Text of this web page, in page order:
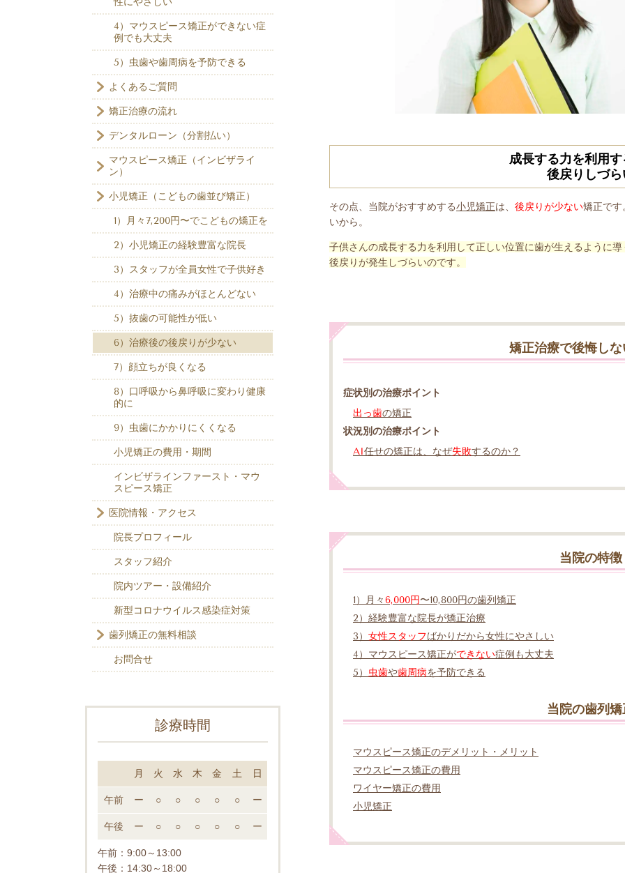
成長する力を利用
後戻りしづら
その点、当院がおすすめする小児矯正は、 後戻りが少ない矯正です
いから。
子供さんの成長する力を利用して正しい位置に歯が生えるように
後戻りが発生しづらいのです。
矯正治療で後悔し
症状別の治療ポイント
出っ歯の矯正
状況別の治療ポイント
AI任せの矯正は、なぜ失敗するのか？
当院の特徴
1）月々6,000円〜10,800円の歯列矯正
2）経験豊富な院長が矯正治療
3） 女性スタッフばかりだから女性にやさしい
4）マウスピース矯正ができない症例も大丈夫
5） 虫歯や歯周病を予防できる
当院の歯列矯
マウスピース矯正のデメリット・メリット
マウスピース矯正の費用
ワイヤー矯正の費用
小児矯正
4）マウスピース矯正ができない症
例でも大丈夫
5）虫歯や歯周病を予防できる
よくあるご質問
矯正治療の流れ
デンタルローン（分割払い）
マウスピース矯正（インビザライ
ン）
小児矯正（こどもの歯並び矯正）
1）月々7,200円〜でこどもの矯正を
2）小児矯正の経験豊富な院長
3）スタッフが全員女性で子供好き
4）治療中の痛みがほとんどない
5）抜歯の可能性が低い
6）治療後の後戻りが少ない
7）顔立ちが良くなる
8）口呼吸から鼻呼吸に変わり健康
的に
9）虫歯にかかりにくくなる
小児矯正の費用・期間
インビザラインファースト・マウ
スピース矯正
医院情報・アクセス
院長プロフィール
スタッフ紹介
院内ツアー・設備紹介
新型コロナウイルス感染症対策
歯列矯正の無料相談
お問合せ
診療時間
月 火 水 木 金 土 日
午前 ー ○ ○ ○ ○ ○ ー
午後 ー ○ ○ ○ ○ ○ ー
午前：9:00～13:00
午後： 14:30～18:00